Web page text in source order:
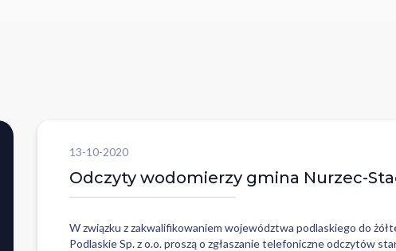
13-10-2020
Odczyty wodomierzy gmina Nurzec-
W związku z zakwalifikowaniem województwa podlaskiego do
Podlaskie Sp. z o.o. proszą o zgłaszanie telefoniczne odczytów